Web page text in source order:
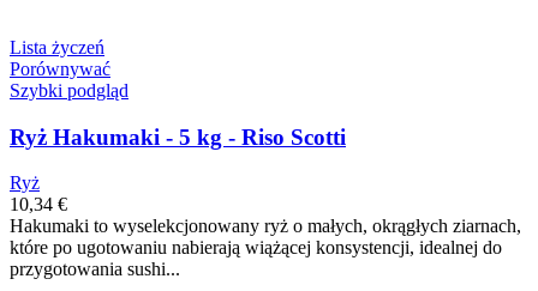
Lista życzeń
Porównywać
Szybki podgląd
Ryż Hakumaki - 5 kg - Riso Scotti
Ryż
10,34 €
Hakumaki to wyselekcjonowany ryż o małych, okrągłych ziarnach,
które po ugotowaniu nabierają wiążącej konsystencji, idealnej do
przygotowania sushi...